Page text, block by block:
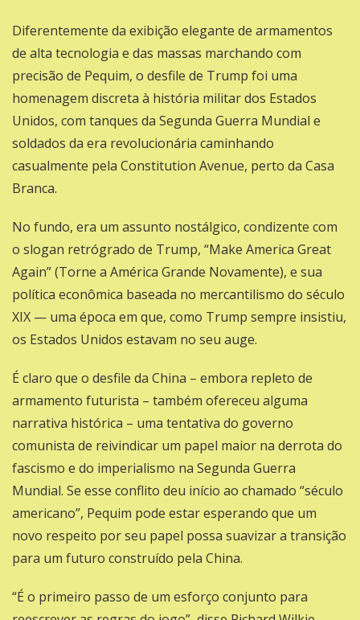
Diferentemente da exibição elegante de armamentos
de alta tecnologia e das massas marchando com
precisão de Pequim, o desfile de Trump foi uma
homenagem discreta à história militar dos Estados
Unidos, com tanques da Segunda Guerra Mundial e
soldados da era revolucionária caminhando
casualmente pela Constitution Avenue, perto da Casa
Branca.
No fundo, era um assunto nostálgico, condizente com
o slogan retrógrado de Trump, “Make America Great
Again” (Torne a América Grande Novamente), e sua
política econômica baseada no mercantilismo do século
XIX — uma época em que, como Trump sempre insistiu,
os Estados Unidos estavam no seu auge.
É claro que o desfile da China – embora repleto de
armamento futurista – também ofereceu alguma
narrativa histórica – uma tentativa do governo
comunista de reivindicar um papel maior na derrota do
fascismo e do imperialismo na Segunda Guerra
Mundial. Se esse conflito deu início ao chamado “século
americano”, Pequim pode estar esperando que um
novo respeito por seu papel possa suavizar a transição
para um futuro construído pela China.
“É o primeiro passo de um esforço conjunto para